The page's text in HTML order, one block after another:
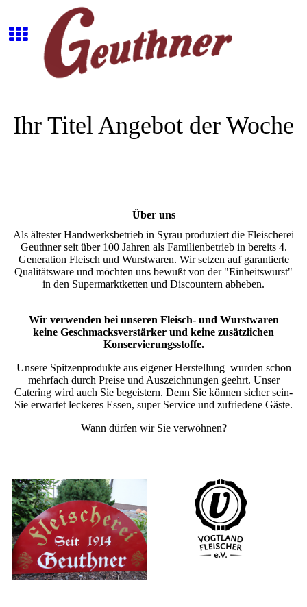
Ihr Titel Angebot der Woche
Über uns
Als ältester Handwerksbetrieb in Syrau produziert die Fleischerei
Geuthner seit über 100 Jahren als Familienbetrieb in bereits 4.
Generation Fleisch und Wurstwaren. Wir setzen auf garantierte
Qualitätsware und möchten uns bewußt von der "Einheitswurst"
in den Supermarktketten und Discountern abheben.
Wir verwenden bei unseren Fleisch- und Wurstwaren
keine Geschmacksverstärker und keine zusätzlichen
Konservierungsstoffe.
Unsere Spitzenprodukte aus eigener Herstellung wurden schon
mehrfach durch Preise und Auszeichnungen geehrt. Unser
Catering wird auch Sie begeistern. Denn Sie können sicher sein-
Sie erwartet leckeres Essen, super Service und zufriedene Gäste.
Wann dürfen wir Sie verwöhnen?